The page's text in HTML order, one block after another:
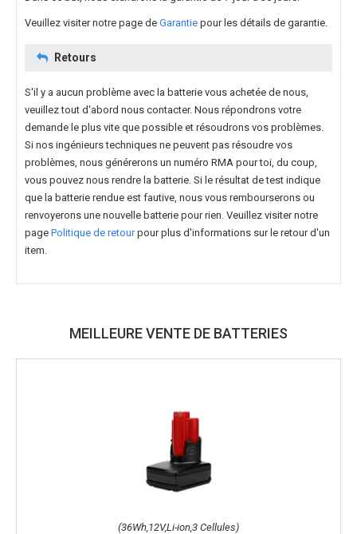
Veuillez visiter notre page de Garantie pour les détails de garantie.
Retours
S'il y a aucun problème avec la batterie vous achetée de nous,
veuillez tout d'abord nous contacter. Nous répondrons votre
demande le plus vite que possible et résoudrons vos problèmes.
Si nos ingénieurs techniques ne peuvent pas résoudre vos
problèmes, nous générerons un numéro RMA pour toi, du coup,
vous pouvez nous rendre la batterie. Si le résultat de test indique
que la batterie rendue est fautive, nous vous rembourserons ou
renvoyerons une nouvelle batterie pour rien. Veuillez visiter notre
page Politique de retourpour plus d'informations sur le retour d'un
item.
MEILLEURE VENTE DE BATTERIES
(36Wh,12V,Li-ion,3 Cellules)